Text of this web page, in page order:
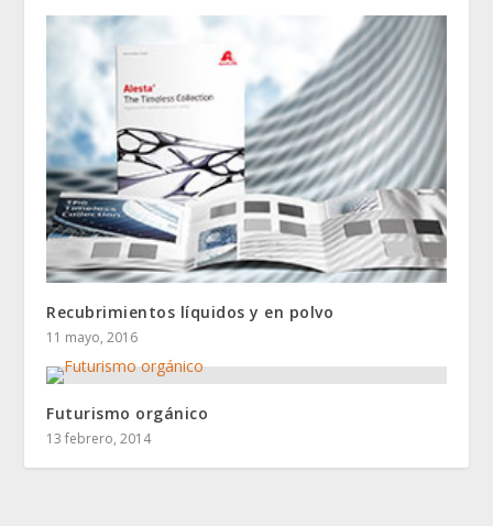
Recubrimientos líquidos y en polvo
11 mayo, 2016
Futurismo orgánico
13 febrero, 2014